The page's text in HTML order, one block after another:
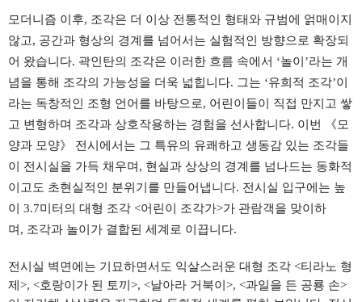
모더니즘 이후, 조각은 더 이상 전통적인 형태와 규범에 얽매이지
않고, 공간과 형상의 경계를 넘어서는 실험적인 방향으로 확장되
어 왔습니다. 곽인탄의 조각은 이러한 흐름 속에서 ‘놀이’라는 개
념을 통해 조각의 가능성을 더욱 넓힙니다. 그는 ‘유희적 조각’이
라는 독창적인 조형 언어를 바탕으로, 어린이들이 직접 만지고 쌓
고 변형하며 조각과 상호작용하는 경험을 선사합니다. 이번 《모
양과 모양》 전시에서는 그 특유의 유쾌하고 생동감 있는 조각들
이 전시실을 가득 채우며 , 현실과 상상의 경계를 넘나드는 동화적
이고도 초현실적인 분위기를 만들어냅니다. 전시실 입구에는 높
이 3.7미터의 대형 조각 <어린이 조각가>가 관람객을 맞이하
며 , 조각과 놀이가 결합된 세계로 이끕니다.
전시실 벽면에는 기묘하면서도 익살스러운 대형 조각 <티라노 형
제 >, <호랑이가 된 토끼 >, <날아라 거북이 >, <과일을 든 공룡 손>